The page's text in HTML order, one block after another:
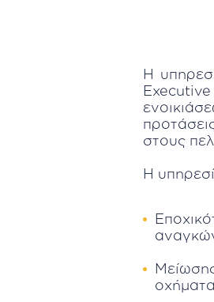
H
στους
Η